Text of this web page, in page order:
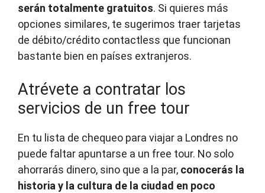
serán totalmente gratuitos. Si quieres más
opciones similares, te sugerimos traer tarjetas
de débito/crédito contactless que funcionan
bastante bien en países extranjeros.
Atrévete a contratar los
servicios de un free tour
En tu lista de chequeo para viajar a Londres no
puede faltar apuntarse a un free tour. No solo
ahorrarás dinero, sino que a la par, conocerás la
historia y la cultura de la ciudad en poco